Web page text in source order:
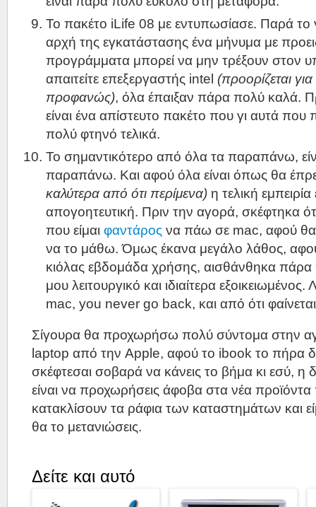
Το πακέτο iLife 08 με εντυπωσίασε. Παρά το
αρχή της εγκατάστασης ένα μήνυμα με
προγράμματα μπορεί να μην τρέξουν στον
απαιτείτε επεξεργαστής intel (προορίζεται
προφανώς), όλα έπαιξαν πάρα πολύ καλά.
είναι ένα απίστευτο πακέτο που γι αυτά που
πολύ φτηνό τελικά.
Το σημαντικότερο από όλα τα παραπάνω,
παραπάνω. Και αφού όλα είναι όπως θα
καλύτερα από ότι περίμενα) η τελική
απογοητευτική. Πριν την αγορά, σκέφτηκα
που είμαι φαντάρος να πάω σε mac, αφού θα
να το μάθω. Όμως έκανα μεγάλο λάθος,
κιόλας εβδομάδα χρήσης, αισθάνθηκα πάρα
μου λειτουργικό και ιδιαίτερα
mac, you never go back, και από ότι φαίνεται
Σίγουρα θα προχωρήσω πολύ σύντομα στην
laptop από την Apple, αφού το ibook το πήρα
σκέφτεσαι σοβαρά να κάνεις το βήμα κι εσύ, η
είναι να προχωρήσεις άφοβα στα νέα
κατακλίσουν τα ράφια των καταστημάτων και
θα το μετανιώσεις.
Δείτε και αυτό